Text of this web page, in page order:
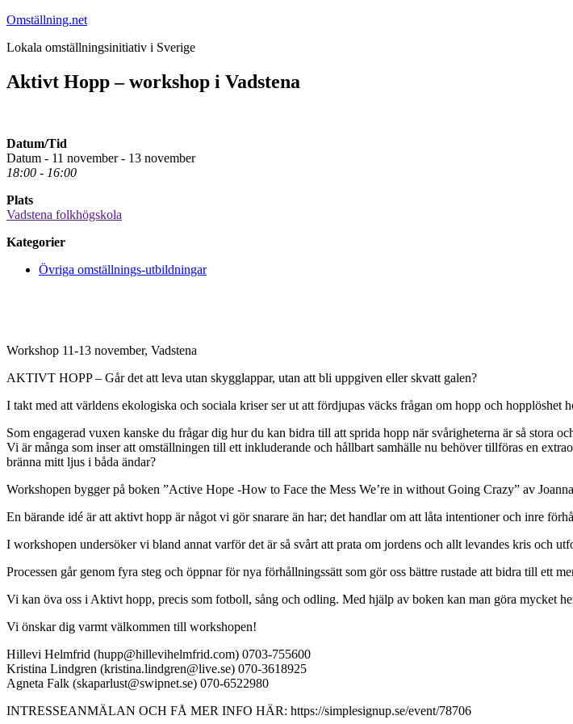
Hoppa
innehåll
Omställning.net
Lokala omställningsinitiativ i Sverige
Aktivt Hopp – workshop i Vadstena
Datum/Tid
Datum - 11 november - 13 november
18:00 - 16:00
Plats
Vadstena folkhögskola
Kategorier
Övriga omställnings-utbildningar
Workshop 11-13 november, Vadstena
AKTIVT HOPP – Går det att leva utan skygglappar, utan att bli uppgiven eller skvatt galen?
I takt med att världens ekologiska och sociala kriser ser ut att fördjupas väcks frågan om hopp och
Som engagerad vuxen kanske du frågar dig hur du kan bidra till att sprida hopp när svårigheterna är så stora
Vi är många som inser att omställningen till ett inkluderande och hållbart samhälle nu behöver tillföras en
bränna mitt ljus i båda ändar?
Workshopen bygger på boken ”Active Hope -How to Face the Mess We’re in without Going Crazy” av
En bärande idé är att aktivt hopp är något vi gör snarare än har; det handlar om att låta intentioner och inre
I workshopen undersöker vi bland annat varför det är så svårt att prata om jordens och allt levandes kris och
Processen går genom fyra steg och öppnar för nya förhållningssätt som gör oss bättre rustade att bidra till ett
Vi kan öva oss i Aktivt hopp, precis som fotboll, sång och odling. Med hjälp av boken kan man göra mycket
Vi önskar dig varmt välkommen till workshopen!
Hillevi Helmfrid (hupp@hillevihelmfrid.com) 0703-755600
Kristina Lindgren (kristina.lindgren@live.se) 070-3618925
Agneta Falk (skaparlust@swipnet.se) 070-6522980
INTRESSEANMÄLAN OCH FÅ MER INFO HÄR: https://simplesignup.se/event/78706